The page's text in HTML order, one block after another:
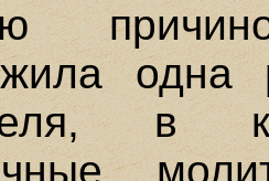
одна
в